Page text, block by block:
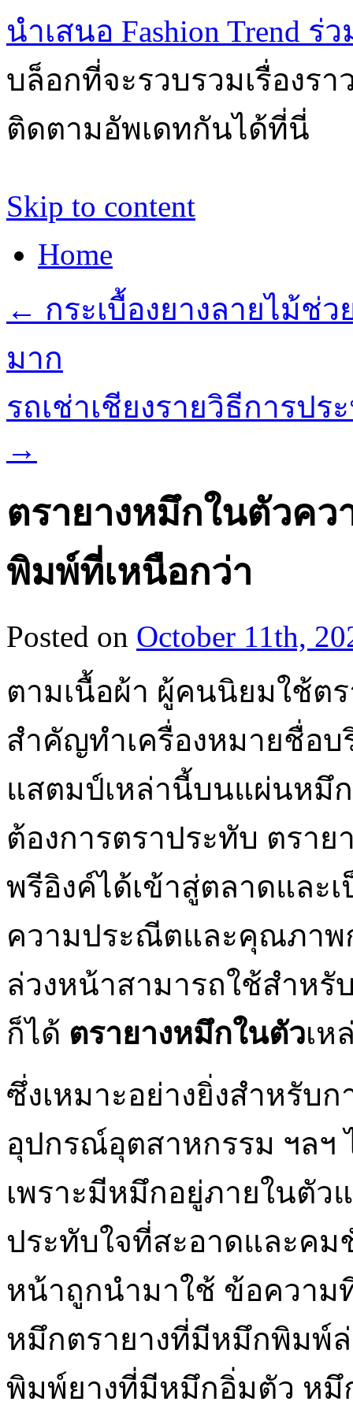
นำเสนอ Fashion Trend
บล็อกที่จะรวบรวมเรื่องร
ติดตามอัพเดทกันได้ที่นี่
Skip to content
Home
← กระเบื้องยางลายไม้ช่
มาก
รถเช่าเชียงรายวิธีการป
→
ตรายางหมึกในตัวค
พิมพ์ที่เหนือกว่า
Posted on October 11th,
ตามเนื้อผ้า ผู้คนนิยมใช้ต
สำคัญทำเครื่องหมายชื่อบ
แสตมป์เหล่านี้บนแผ่นหมึ
ต้องการตราประทับ ตราย
พรีอิงค์ได้เข้าสู่ตลาดและ
ความประณีตและคุณภาพ
ล่วงหน้าสามารถใช้สำหรั
ก็ได้ ตรายางหมึกในตัวเห
ซึ่งเหมาะอย่างยิ่งสำหรับ
อุปกรณ์อุตสาหกรรม ฯลฯ
เพราะมีหมึกอยู่ภายในตั
ประทับใจที่สะอาดและค
หน้าถูกนำมาใช้ ข้อความ
หมึกตรายางที่มีหมึกพิมพ์
พิมพ์ยางที่มีหมึกอิ่มตัว หมึ